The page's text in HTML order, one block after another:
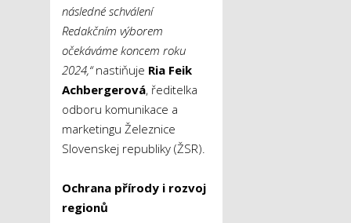
následné schválení
Redakčním výborem
očekáváme koncem roku
2024,“nastiňuje Ria Feik
Achbergerová, ředitelka
odboru komunikace a
marketingu Železnice
Slovenskej republiky (ŽSR).
Ochrana přírody i rozvoj
regionů